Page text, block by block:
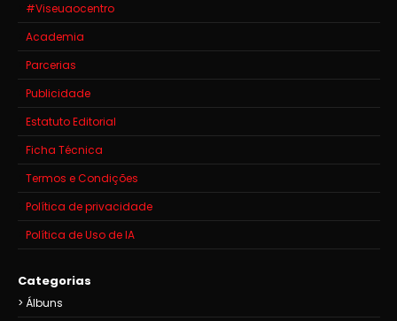
#Viseuaocentro
Academia
Parcerias
Publicidade
Estatuto Editorial
Ficha Técnica
Termos e Condições
Política de privacidade
Política de Uso de IA
Categorias
Álbuns